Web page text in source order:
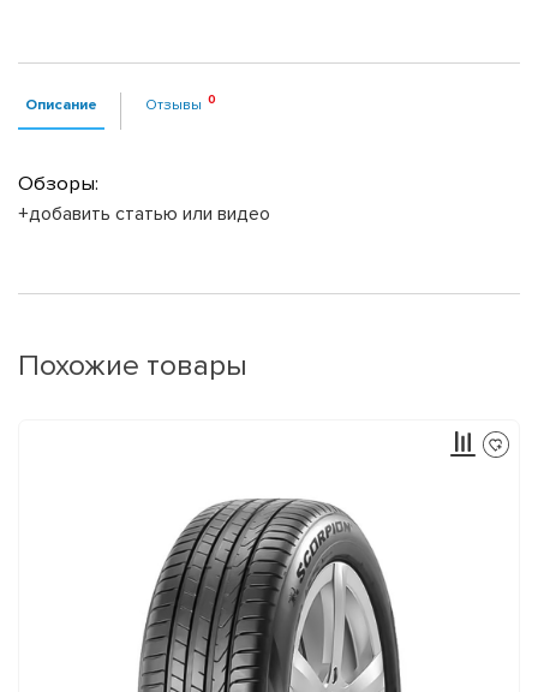
Описание Отзывы
Обзоры:
+добавить статью или видео
Похожие товары